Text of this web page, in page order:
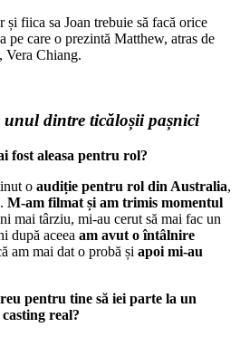
și fiica sa Joan trebuie să facă orice
pe care o prezintă Matthew, atras de
Vera Chiang.
unul dintre ticăloșii pașnici
fost aleasa pentru rol?
o audiție pentru rol din Australia,
M-am filmat și am trimis momentul
mai târziu, mi-au cerut să mai fac un
după aceea am avut o întâlnire
am mai dat o probă și apoi mi-au
pentru tine să iei parte la un
real?